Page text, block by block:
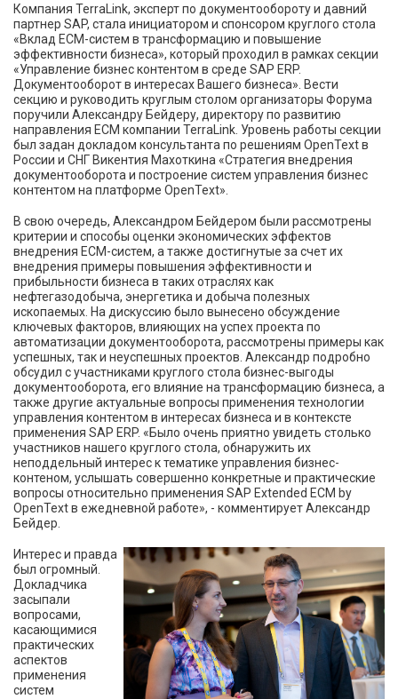
Компания TerraLink, эксперт по документообороту и давний
партнер SAP, стала инициатором и спонсором круглого стола
«Вклад ЕСМ-систем в трансформацию и повышение
эффективности бизнеса», который проходил в рамках секции
«Управление бизнес контентом в среде SAP ERP.
Документооборот в интересах Вашего бизнеса». Вести
секцию и руководить круглым столом организаторы Форума
поручили Александру Бейдеру, директору по развитию
направления ECM компании TerraLink. Уровень работы секции
был задан докладом консультанта по решениям OpenText в
России и СНГ Викентия Махоткина «Стратегия внедрения
документооборота и построение систем управления бизнес
контентом на платформе OpenText».
В свою очередь, Александром Бейдером были рассмотрены
критерии и способы оценки экономических эффектов
внедрения ЕСМ-систем, а также достигнутые за счет их
внедрения примеры повышения эффективности и
прибыльности бизнеса в таких отраслях как
нефтегазодобыча, энергетика и добыча полезных
ископаемых. На дискуссию было вынесено обсуждение
ключевых факторов, влияющих на успех проекта по
автоматизации документооборота, рассмотрены примеры как
успешных, так и неуспешных проектов. Александр подробно
обсудил с участниками круглого стола бизнес-выгоды
документооборота, его влияние на трансформацию бизнеса, а
также другие актуальные вопросы применения технологии
управления контентом в интересах бизнеса и в контексте
применения SAP ERP. «Было очень приятно увидеть столько
участников нашего круглого стола, обнаружить их
неподдельный интерес к тематике управления бизнес-
контеном, услышать совершенно конкретные и практические
вопросы относительно применения SAP Extended ECM by
OpenText в ежедневной работе», - комментирует Александр
Бейдер.
Интерес и правда
был огромный.
Докладчика
засыпали
вопросами,
касающимися
практических
аспектов
применения
систем